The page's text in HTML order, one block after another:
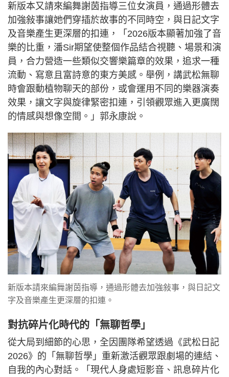
新版本又請來編舞謝茵指導三位女演員，通過形體去
加強敍事讓她們穿插於故事的不同時空，與日記文字
及音樂產生更深層的扣連，「2026版本顯著加強了音
樂的比重，潘Sir期望使整個作品結合視聽、場景和演
員，合力營造一些類似交響樂篇章的效果，追求一種
流動、寫意且富詩意的東方美感。舉例，講武松無聊
時會跟動植物聊天的部份，或會運用不同的樂器演奏
效果，讓文字與旋律緊密扣連，引領觀眾進入更廣闊
的情感與想像空間。」郭永康說。
新版本請來編舞謝茵指導，通過形體去加強敍事，與日記文
字及音樂產生更深層的扣連。
對抗碎片化時代的「無聊哲學」
從大局到細節的心思，全因團隊希望透過《武松日記
2026》的「無聊哲學」重新激活觀眾跟劇場的連結、
自我的內心對話。「現代人身處短影音、訊息碎片化